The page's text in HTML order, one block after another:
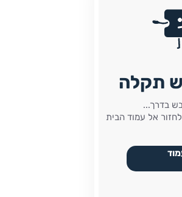
תקלה
בדרך...
אל עמוד הבית